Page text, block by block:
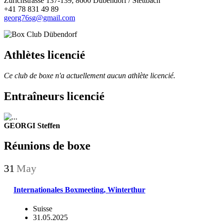
+41 78 831 49 89
georg76sg@gmail.com
Athlètes licencié
Ce club de boxe n'a actuellement aucun athlète licencié.
Entraîneurs licencié
GEORGI Steffen
Réunions de boxe
31 May
Internationales Boxmeeting, Winterthur
Suisse
31.05.2025